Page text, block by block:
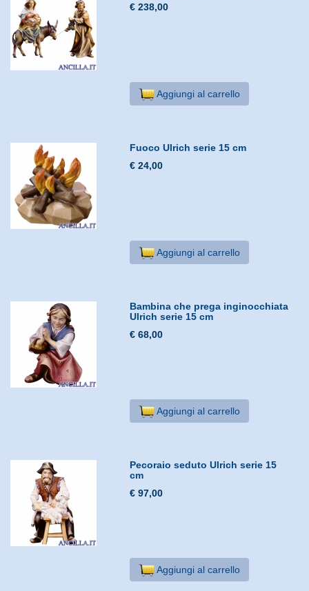
€ 238,00
Aggiungi al carrello
Fuoco Ulrich serie 15 cm
€ 24,00
Aggiungi al carrello
Bambina che prega inginocchiata
Ulrich serie 15 cm
€ 68,00
Aggiungi al carrello
Pecoraio seduto Ulrich serie 15
cm
€ 97,00
Aggiungi al carrello